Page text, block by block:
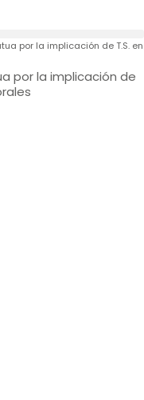
por la implicación de T.S. en
por la implicación de